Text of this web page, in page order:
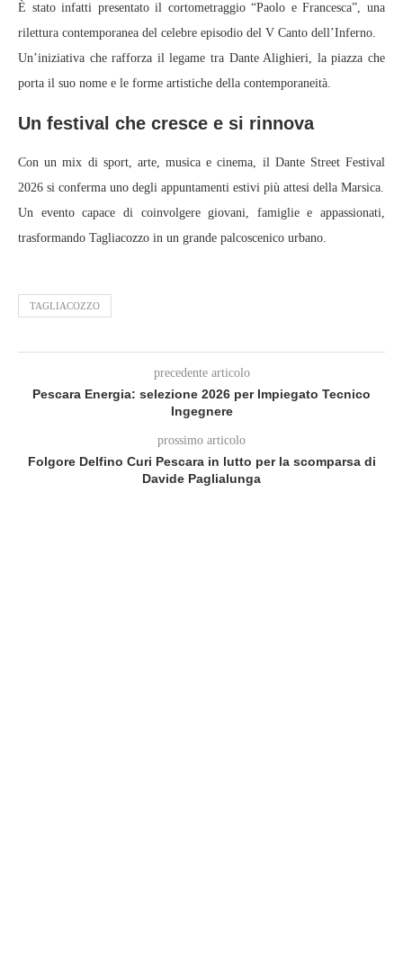
È stato infatti presentato il cortometraggio “Paolo e Francesca”, una
rilettura contemporanea del celebre episodio del V Canto dell’Inferno.
Un’iniziativa che rafforza il legame tra Dante Alighieri, la piazza che
porta il suo nome e le forme artistiche della contemporaneità.
Un festival che cresce e si rinnova
Con un mix di sport, arte, musica e cinema, il Dante Street Festival
2026 si conferma uno degli appuntamenti estivi più attesi della Marsica.
Un evento capace di coinvolgere giovani, famiglie e appassionati,
trasformando Tagliacozzo in un grande palcoscenico urbano.
TAGLIACOZZO
precedente articolo
Pescara Energia: selezione 2026 per Impiegato Tecnico
Ingegnere
prossimo articolo
Folgore Delfino Curi Pescara in lutto per la scomparsa di
Davide Paglialunga